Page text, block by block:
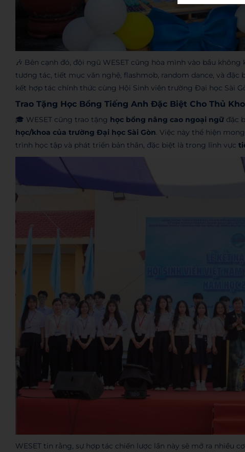
🎶 Bên cạnh đó, đội ngũ WESET cũng hòa mình vào bầu
tương tác, tiết mục văn nghệ, flashmob, random dance, và
kết hợp tác chính thức cùng Hội Sinh viên trường Đại học Sài
Trao Tặng Học Bổng Tiếng Anh Đặc Biệt Cho Thủ
🎓 WESET cũng trao tặng học bổng nâng cao ngoại ngữ đặc
học/khoa của trường Đại học Sài Gòn. Việc này thể hiện
trình học tập và phát triển bản thân, đặc biệt là trong lĩnh vực
WESET tin rằng, sự hợp tác chiến lược lần này sẽ mở ra nhiều